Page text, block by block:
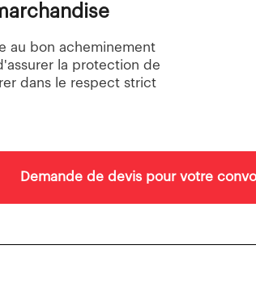
au bon acheminement
la protection de
dans le respect strict
Demande de devis pour votre